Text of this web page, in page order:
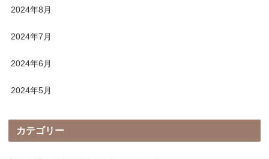
2024年8月
2024年7月
2024年6月
2024年5月
カテゴリー